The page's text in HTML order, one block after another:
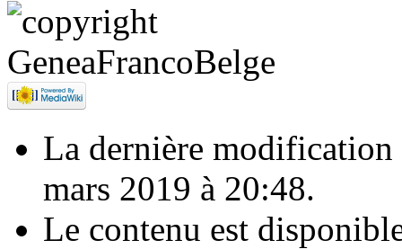
La dernière modification
mars 2019 à 20:48.
Le contenu est